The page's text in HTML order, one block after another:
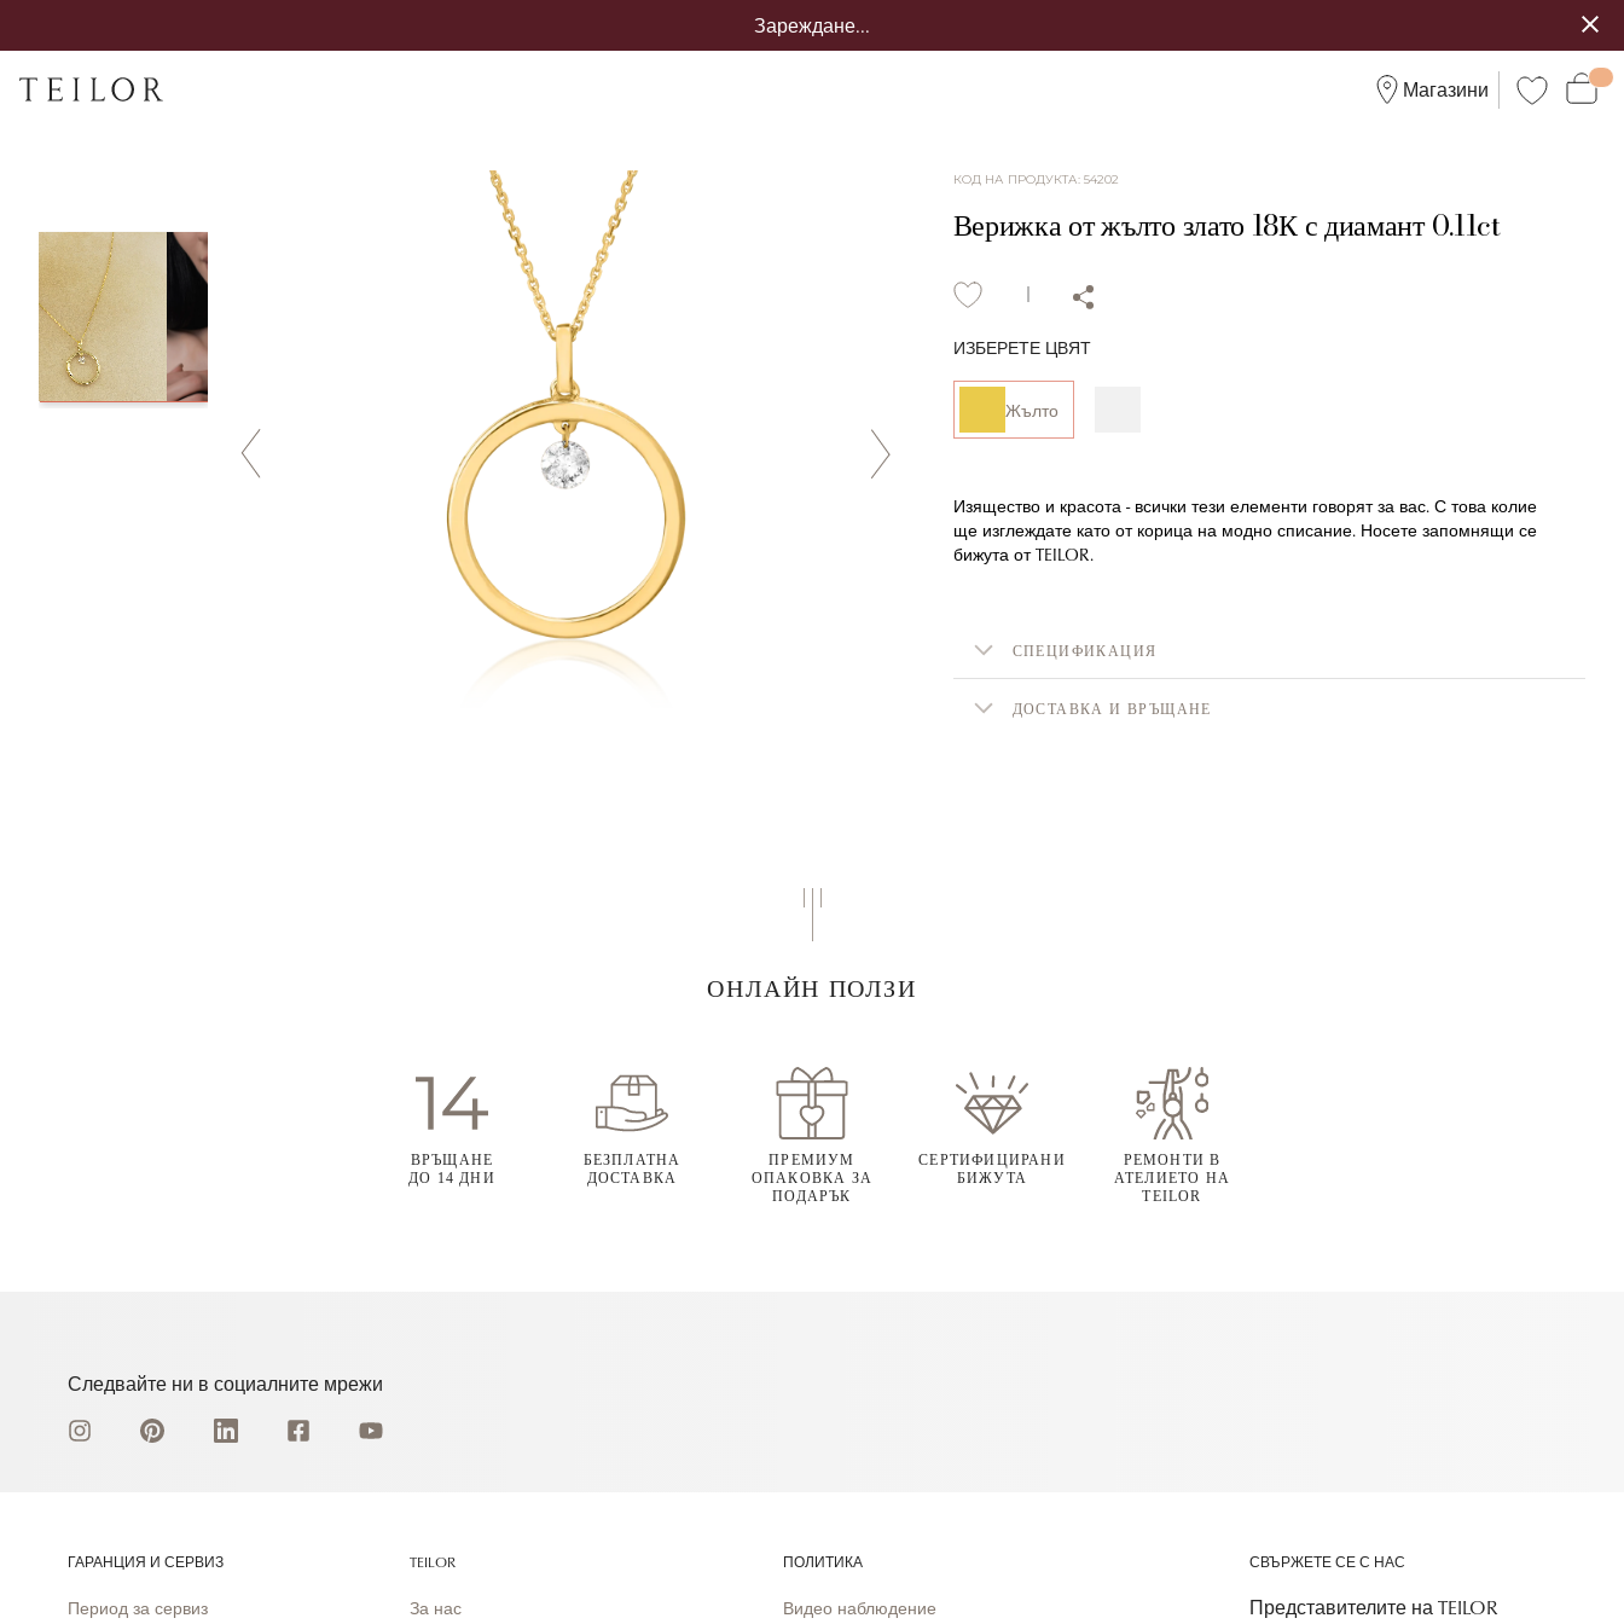
Зареждане...
Магазини
КОД НА ПРОДУКТА: 54202
Верижка от жълто злато 18К с диамант 0.11ct
ИЗБЕРЕТЕ ЦВЯТ
Жълто
Изящество и красота - всички тези елементи говорят за вас. С това колие
ще изглеждате като от корица на модно списание. Носете запомнящи се
бижута от TEILOR.
СПЕЦИФИКАЦИЯ
ДОСТАВКА И ВРЪЩАНЕ
ОНЛАЙН ПОЛЗИ
ВРЪЩАНЕ
ДО 14 ДНИ
БЕЗПЛАТНА
ДОСТАВКА
ПРЕМИУМ
ОПАКОВКА ЗА
ПОДАРЪК
СЕРТИФИЦИРАНИ
БИЖУТА
РЕМОНТИ В
АТЕЛИЕТО НА
TEILOR
Следвайте ни в социалните мрежи
ГАРАНЦИЯ И СЕРВИЗ
Период за сервиз
TEILOR
За нас
ПОЛИТИКА
Видео наблюдение
СВЪРЖЕТЕ СЕ С НАС
Представителите на TEILOR